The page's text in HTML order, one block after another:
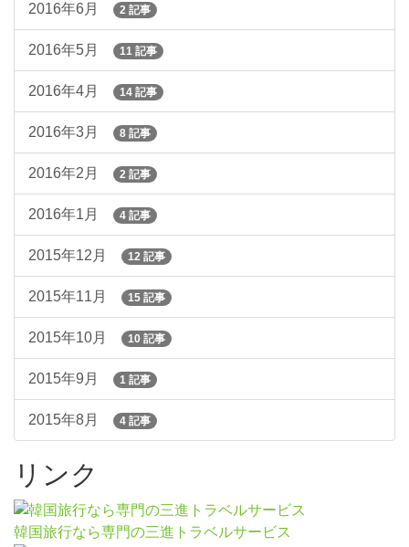
2016年6月 2 記事
2016年5月 11 記事
2016年4月 14 記事
2016年3月 8 記事
2016年2月 2 記事
2016年1月 4 記事
2015年12月 12 記事
2015年11月 15 記事
2015年10月 10 記事
2015年9月 1 記事
2015年8月 4 記事
リンク
韓国旅行なら専門の三進トラベルサービス